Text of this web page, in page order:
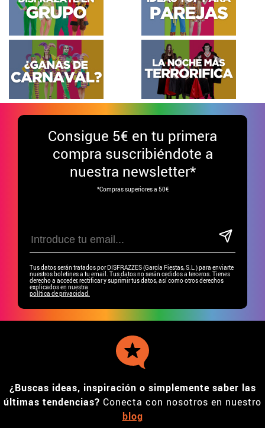
Consigue 5€ en tu primera
compra suscribiéndote a
nuestra newsletter*
*Compras superiores a 50€
Tus datos serán tratados por DISFRAZZES (García Fiestas, S.L.) para enviarte
nuestros boletines a tu email. Tus datos no serán cedidos a terceros. Tienes
derecho a acceder, rectificar y suprimir tus datos, así como otros derechos
explicados en nuestra
política de privacidad.
¿Buscas ideas, inspiración o simplemente saber las
últimas tendencias? Conecta con nosotros en nuestro
blog